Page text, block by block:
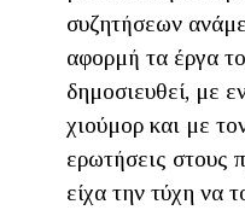
συζητήσεων
αφορμή τα έργα
δημοσιευθεί, με
χιούμορ και με
ερωτήσεις στους
είχα την τύχη να